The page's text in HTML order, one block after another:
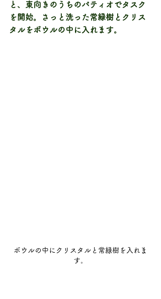
と、東向きのうちのパティオでタスク
を開始。さっと洗った常緑樹とクリス
タルをボウルの中に入れます。
ボウルの中にクリスタルと常緑樹を入れま
す。